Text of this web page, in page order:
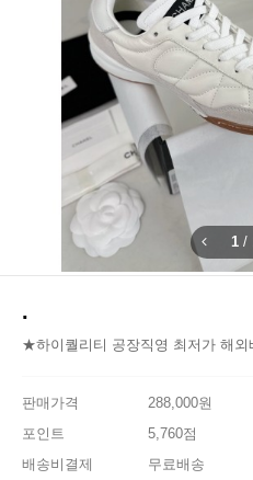
1 /
.
★하이퀄리티 공장직영 최저가 해
판매가격
288,000원
포인트
5,760점
배송비결제
무료배송